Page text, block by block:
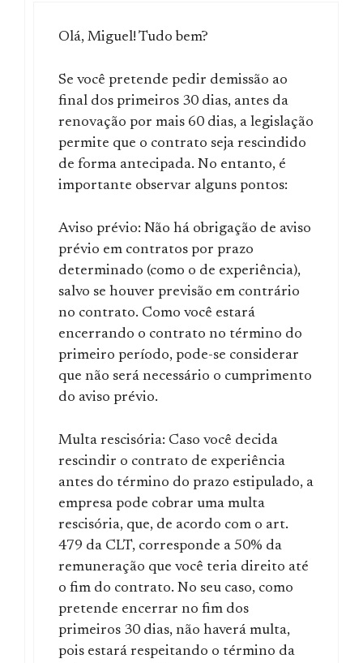
Olá, Miguel! Tudo bem?
Se você pretende pedir demissão ao
final dos primeiros 30 dias, antes da
renovação por mais 60 dias, a legislação
permite que o contrato seja rescindido
de forma antecipada. No entanto, é
importante observar alguns pontos:
Aviso prévio: Não há obrigação de aviso
prévio em contratos por prazo
determinado (como o de experiência),
salvo se houver previsão em contrário
no contrato. Como você estará
encerrando o contrato no término do
primeiro período, pode-se considerar
que não será necessário o cumprimento
do aviso prévio.
Multa rescisória: Caso você decida
rescindir o contrato de experiência
antes do término do prazo estipulado, a
empresa pode cobrar uma multa
rescisória, que, de acordo com o art.
479 da CLT, corresponde a 50% da
remuneração que você teria direito até
o fim do contrato. No seu caso, como
pretende encerrar no fim dos
primeiros 30 dias, não haverá multa,
pois estará respeitando o término da